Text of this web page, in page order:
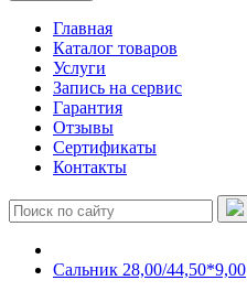
Главная
Каталог товаров
Услуги
Запись на сервис
Гарантия
Отзывы
Сертификаты
Контакты
Сальник 28,00/44,50*9,00